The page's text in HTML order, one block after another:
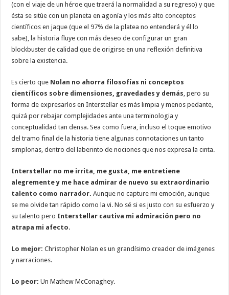
(con el viaje de un héroe que traerá la normalidad a su regreso) y que
ésta se sitúe con un planeta en agonía y los más alto conceptos
científicos en jaque (que el 97% de la platea no entenderá y él lo
sabe), la historia fluye con más deseo de configurar un gran
blockbuster de calidad que de origirse en una reflexión definitiva
sobre la existencia.
Es cierto que Nolan no ahorra filosofías ni conceptos
científicos sobre dimensiones, gravedades y demás, pero su
forma de expresarlos en Interstellar es más limpia y menos pedante,
quizá por rebajar complejidades ante una terminologia y
conceptualidad tan densa. Sea como fuera, incluso el toque emotivo
del tramo final de la historia tiene algunas connotaciones un tanto
simplonas, dentro del laberinto de nociones que nos expresa la cinta.
Interstellar no me irrita, me gusta, me entretiene
alegremente y me hace admirar de nuevo su extraordinario
talento como narrador. Aunque no capture mi emoción, aunque
se me olvide tan rápido como la vi. No sé si es justo con su esfuerzo y
su talento pero Interstellar cautiva mi admiración pero no
atrapa mi afecto.
Lo mejor: Christopher Nolan es un grandísimo creador de imágenes
y narraciones.
Lo peor: Un Mathew McConaghey.